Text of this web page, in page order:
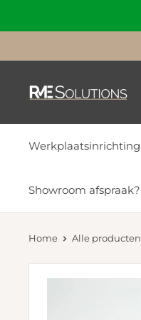
to
RME
Werkplaatsinrichting
Showroom afspraak?
Home Alle producten